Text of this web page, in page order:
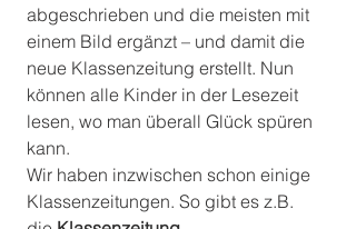
abgeschrieben und die meisten mit
einem Bild ergänzt – und damit die
neue Klassenzeitung erstellt. Nun
können alle Kinder in der Lesezeit
lesen, wo man überall Glück spüren
kann.
Wir haben inzwischen schon einige
Klassenzeitungen. So gibt es z.B.